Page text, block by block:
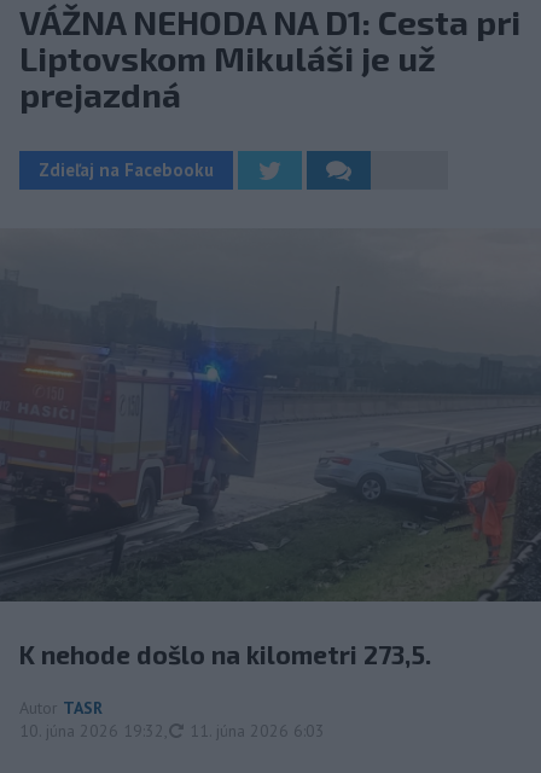
VÁŽNA NEHODA NA D1: Cesta pri
Liptovskom Mikuláši je už
prejazdná
Zdieľaj na Facebooku
K nehode došlo na kilometri 273,5.
Autor TASR
10. júna 2026 19:32
aktualizované
11. júna 2026 6:03